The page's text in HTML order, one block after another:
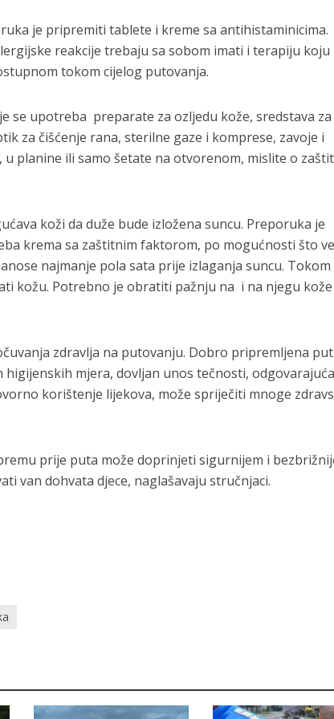
je pripremiti tablete i kreme sa antihistaminicima.
reakcije trebaju sa sobom imati i terapiju koju
tokom cijelog putovanja.
se upotreba preparate za ozljedu kože, sredstava za
za čišćenje rana, sterilne gaze i komprese, zavoje i
planine ili samo šetate na otvorenom, mislite o
koži da duže bude izložena suncu. Preporuka je
krema sa zaštitnim faktorom, po mogućnosti što
najmanje pola sata prije izlaganja suncu. Tokom
kožu. Potrebno je obratiti pažnju na i na njegu kože
zdravlja na putovanju. Dobro pripremljena
mjera, dovljan unos tečnosti, odgovarajuća
korištenje lijekova, može spriječiti mnoge
prije puta može doprinjeti sigurnijem i
van dohvata djece, naglašavaju stručnjaci.